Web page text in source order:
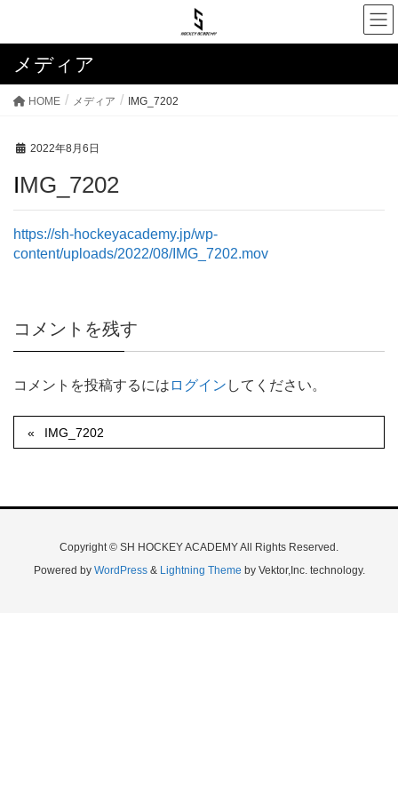
メディア
HOME メディア IMG_7202
2022年8月6日
IMG_7202
https://sh-hockeyacademy.jp/wp-
content/uploads/2022/08/IMG_7202.mov
コメントを残す
コメントを投稿するには ログイン してください。
IMG_7202
Copyright © SH HOCKEY ACADEMY All Rights Reserved.
Powered by WordPress& Lightning Theme by Vektor,Inc. technology.